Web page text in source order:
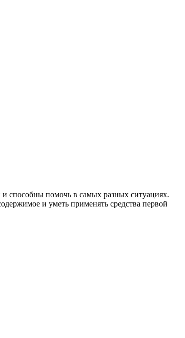
способны помочь в самых разных ситуациях.
и уметь применять средства первой